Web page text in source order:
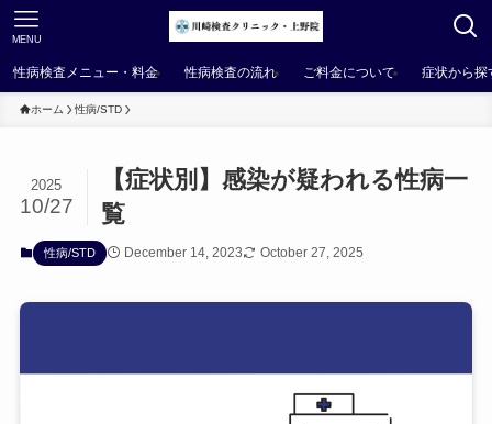
MENU
性病検査メニュー・料金 性病検査の流れ ご料金について 症状から探
ホーム 性病/STD
【症状別】感染が疑われる性病一
覧
2025
10/27
性病/STD December 14, 2023 October 27, 2025